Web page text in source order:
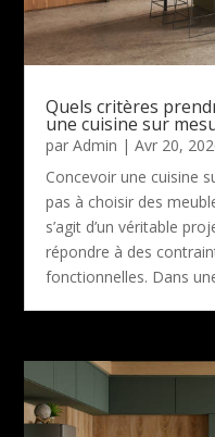
Quels critères
une cuisine sur
parAdmin |Avr 20,
Concevoir une cuisine
pas à choisir des
s’agit d’un véritable
répondre à des
fonctionnelles. Dans